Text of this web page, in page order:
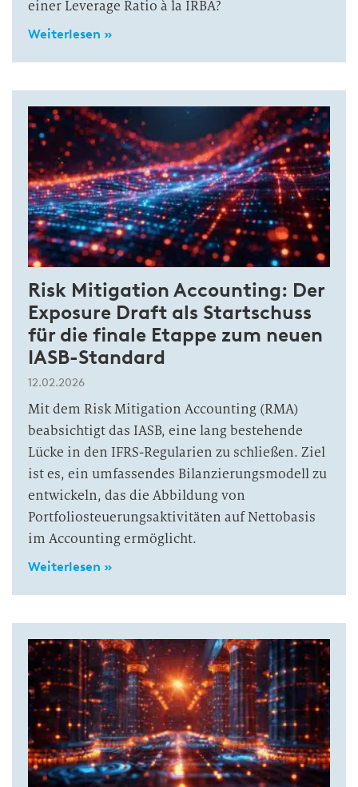
einer Leverage Ratio à la IRBA?
Weiterlesen »
Risk Mitigation Accounting: Der
Exposure Draft als Startschuss
für die finale Etappe zum neuen
IASB-Standard
12.02.2026
Mit dem Risk Mitigation Accounting (RMA)
beabsichtigt das IASB, eine lang bestehende
Lücke in den IFRS-Regularien zu schließen. Ziel
ist es, ein umfassendes Bilanzierungsmodell zu
entwickeln, das die Abbildung von
Portfoliosteuerungsaktivitäten auf Nettobasis
im Accounting ermöglicht.
Weiterlesen »